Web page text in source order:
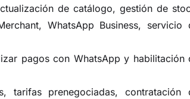
de catálogo, gestión de
WhatsApp Business, servicio
pagos con WhatsApp y habilitación
tarifas prenegociadas, contratación